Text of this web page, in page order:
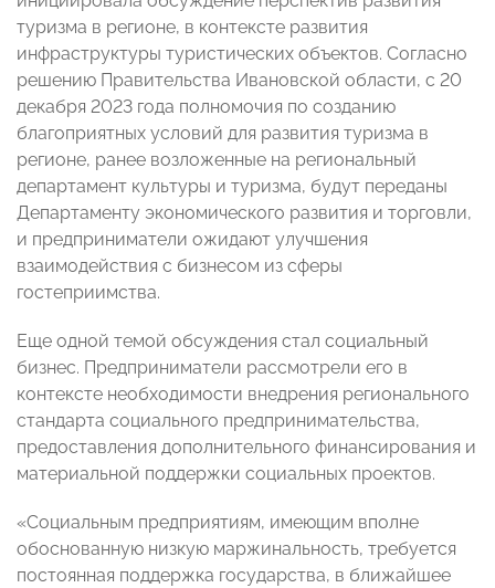
туризма в регионе, в контексте развития
инфраструктуры туристических объектов. Согласно
решению Правительства Ивановской области, с 20
декабря 2023 года полномочия по созданию
благоприятных условий для развития туризма в
регионе, ранее возложенные на региональный
департамент культуры и туризма, будут переданы
Департаменту экономического развития и торговли,
и предприниматели ожидают улучшения
взаимодействия с бизнесом из сферы
гостеприимства.
Еще одной темой обсуждения стал социальный
бизнес. Предприниматели рассмотрели его в
контексте необходимости внедрения регионального
стандарта социального предпринимательства,
предоставления дополнительного финансирования и
материальной поддержки социальных проектов.
«Социальным предприятиям, имеющим вполне
обоснованную низкую маржинальность, требуется
постоянная поддержка государства, в ближайшее